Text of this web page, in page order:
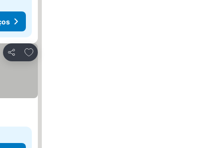
Partilhar
Adicionar aos favoritos